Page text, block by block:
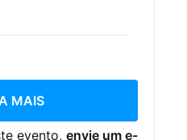
MAIS
evento, envie um e-